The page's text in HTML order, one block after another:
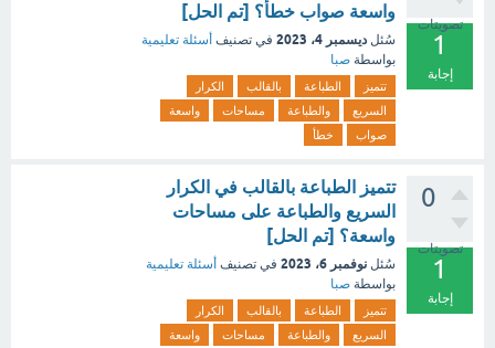
تصويتات
1
إجابة
واسعة صواب خطأ؟ [تم الحل]
سُئل ديسمبر 4، 2023 في تصنيف أسئلة تعليمية
بواسطة صبا
تتميز الطباعة بالقالب
الكرار
السريع
والطباعة مساحات
واسعة
صواب
خطأ
0
تصويتات
1
إجابة
تتميز الطباعة بالقالب في الكرار
السريع والطباعة على مساحات
واسعة؟ [تم الحل]
سُئل نوفمبر 6، 2023 في تصنيف أسئلة تعليمية
بواسطة صبا
تتميز الطباعة بالقالب
الكرار
السريع
والطباعة مساحات واسعة